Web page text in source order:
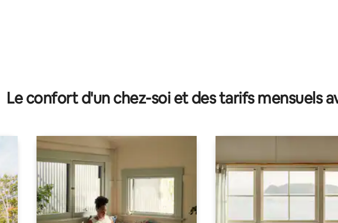
Le confort d'un chez-soi et des tarifs mensuels